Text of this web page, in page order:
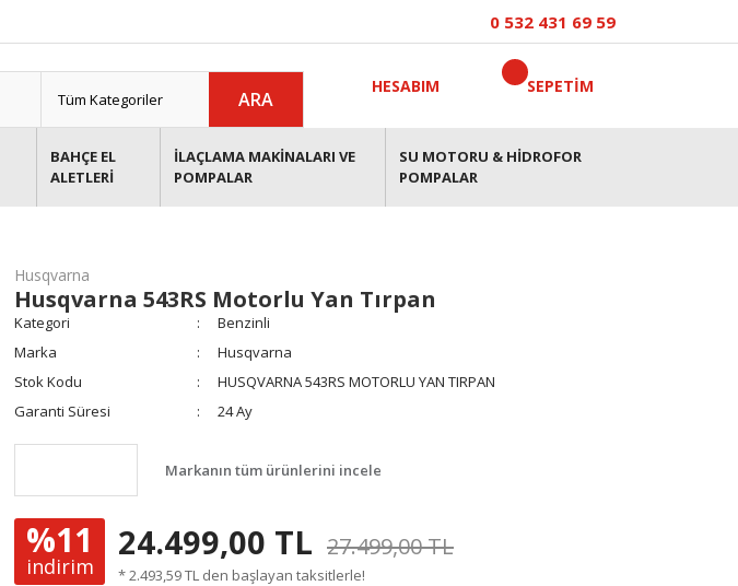
0 532 431 69 59
ARA
HESABIM SEPETİM
BAHÇE EL
ALETLERİ
İLAÇLAMA MAKİNALARI VE
POMPALAR
SU MOTORU & HİDROFOR
POMPALAR
Husqvarna
Husqvarna 543RS Motorlu Yan Tırpan
Kategori
Benzinli
Marka
Husqvarna
Stok Kodu
HUSQVARNA 543RS MOTORLU YAN TIRPAN
Garanti Süresi
24 Ay
Markanın tüm ürünlerini incele
%11
indirim
24.499,00 TL 27.499,00 TL
* 2.493,59 TL den başlayan taksitlerle!